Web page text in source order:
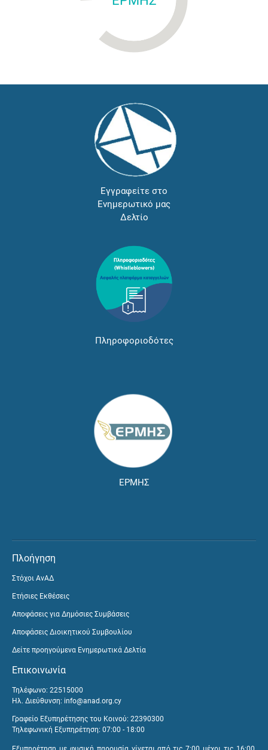
Εγγραφείτε στο
Ενημερωτικό μας
Δελτίο
Πληροφοριοδότες
ΕΡΜΗΣ
Πλοήγηση
Στόχοι ΑνΑΔ
Ετήσιες Εκθέσεις
Αποφάσεις για Δημόσιες Συμβάσεις
Αποφάσεις Διοικητικού Συμβουλίου
Δείτε προηγούμενα Ενημερωτικά Δελτία
Επικοινωνία
Τηλέφωνο: 22515000
Ηλ. Διεύθυνση: info@anad.org.cy
Γραφείο Εξυπηρέτησης του Κοινού: 22390300
Τηλεφωνική Εξυπηρέτηση: 07:00 - 18:00